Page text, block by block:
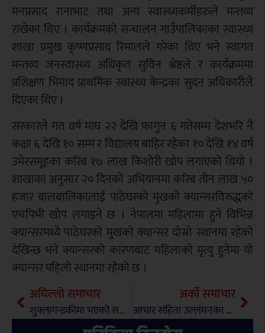
मनप्रसाद रानाभाट तथा अन्य स्वास्थ्यकर्मीहरुले मन्तव्य
राखेका थिए । कार्यक्रमको सन्चालन गाउँपालिकाका स्वास्थ्य
शाखा प्रमुख कृष्णप्रसाद रिमालले गरेका थिए भने स्वागत
मन्तव्य जनस्वास्थ्य अधिकृत सुविन श्रेष्ठले र कार्यक्रममा
प्रशिक्षण भिमाद प्राथमिक स्वास्थ्य केन्द्रका सुदन अधिकारीले
दिएका थिए ।
सरकारले गत वर्ष माघ २२ देखि फागुन ६ गतेसम्म देशभरि नै
कक्षा ६ देखि १० सम्म र विद्यालय बाहिर रहेका १० देखि १४ वर्ष
उमेरसमूहका करिब १७ लाख किशोरी खोप लगाएको थियो ।
शाखाका अनुसार २० दिनको अभियानमा करिब तीन लाख ५०
हजार बालबालिकालाई पाठेघरको मुखको क्यान्सरविरुद्धको
एचपिभी खोप लगाइने छ । नेपालमा महिलामा हुने विभिन्न
क्यान्सरमध्ये पाठेघरको मुखको क्यान्सर दोस्रो स्थानमा रहेको
देखिन्छ भने क्यान्सरको कारणबाट महिलाको मृत्यु हुनेमा यो
क्यान्सर पहिलो स्थानमा रहेको छ ।
अघिल्लो समाचार
शुक्लागन्डकीमा भएको सवारी दुर्घटनामा व्यासकी उपमेयर दरै घाइते
अर्को समाचार
आचार संहिता उल्लंघनका १६ वटा उजुरी